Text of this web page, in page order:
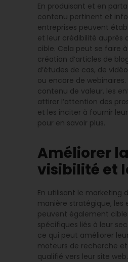
En produisant et en
contenu pertinent et
entreprises peuvent
et leur crédibilité auprès
cible. Cela peut se faire
création d’articles de
d’études de cas, de
ou encore de
contenu de valeur, les
attirer l’attention des
et les inciter à fournir
pour en savoir plus.
Améliorer la
visibilité et
En utilisant le marketing
manière stratégique, les
peuvent également
spécifiques liés à leur
ce qui peut améliorer
moteurs de recherche
qualifié vers leur site web.